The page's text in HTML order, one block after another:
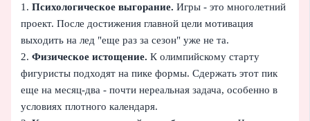
1.Психологическое выгорание. Игры - это многолетний
проект. После достижения главной цели мотивация
выходить на лед "еще раз за сезон" уже не та.
2.Физическое истощение. К олимпийскому старту
фигуристы подходят на пике формы. Сдержать этот пик
еще на месяц‑два - почти нереальная задача, особенно в
условиях плотного календаря.